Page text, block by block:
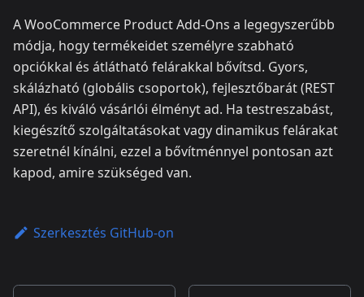
A WooCommerce Product Add-Ons a legegyszerűbb
módja, hogy termékeidet személyre szabható
opciókkal és átlátható felárakkal bővítsd. Gyors,
skálázható (globális csoportok), fejlesztőbarát (REST
API), és kiváló vásárlói élményt ad. Ha testreszabást,
kiegészítő szolgáltatásokat vagy dinamikus felárakat
szeretnél kínálni, ezzel a bővítménnyel pontosan azt
kapod, amire szükséged van.
Szerkesztés GitHub-on